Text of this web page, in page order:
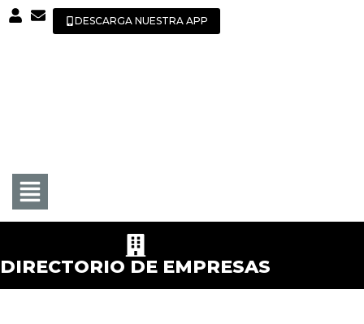
DESCARGA NUESTRA APP
DIRECTORIO DE EMPRESAS